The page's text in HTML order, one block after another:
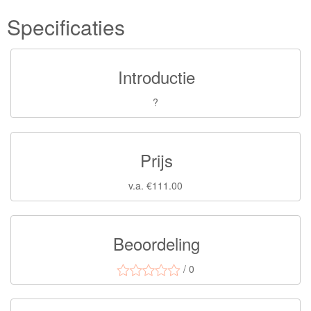
Specificaties
Introductie
?
Prijs
v.a. €111.00
Beoordeling
/ 0